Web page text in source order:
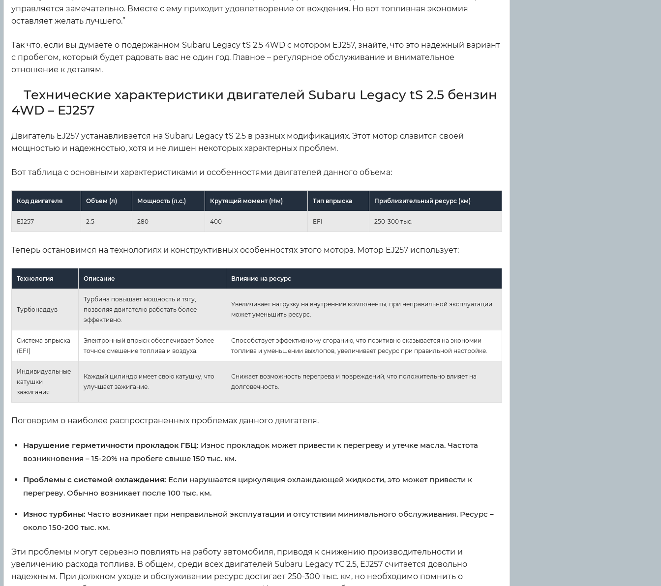
управляется замечательно. Вместе с ему приходит удовлетворение от вождения. Но вот топливная экономия
оставляет желать лучшего.”
Так что, если вы думаете о подержанном Subaru Legacy tS 2.5 4WD с мотором EJ257, знайте, что это надежный вариант
с пробегом, который будет радовать вас не один год. Главное – регулярное обслуживание и внимательное
отношение к деталям.
Технические характеристики двигателей Subaru Legacy tS 2.5 бензин
4WD – EJ257
Двигатель EJ257 устанавливается на Subaru Legacy tS 2.5 в разных модификациях. Этот мотор славится своей
мощностью и надежностью, хотя и не лишен некоторых характерных проблем.
Вот таблица с основными характеристиками и особенностями двигателей данного объема:
Код двигателя Объем (л) Мощность (л.с.) Крутящий момент (Нм) Тип впрыска Приблизительный ресурс (км)
EJ257 2.5 280 400 EFI 250-300 тыс.
Теперь остановимся на технологиях и конструктивных особенностях этого мотора. Мотор EJ257 использует:
Технология Описание Влияние на ресурс
Турбонаддув
Турбина повышает мощность и тягу,
позволяя двигателю работать более
эффективно.
Увеличивает нагрузку на внутренние компоненты, при неправильной эксплуатации
может уменьшить ресурс.
Система впрыска
(EFI)
Электронный впрыск обеспечивает более
точное смешение топлива и воздуха.
Способствует эффективному сгоранию, что позитивно сказывается на экономии
топлива и уменьшении выхлопов, увеличивает ресурс при правильной настройке.
Индивидуальные
катушки
зажигания
Каждый цилиндр имеет свою катушку, что
улучшает зажигание.
Снижает возможность перегрева и повреждений, что положительно влияет на
долговечность.
Поговорим о наиболее распространенных проблемах данного двигателя.
Нарушение герметичности прокладок ГБЦ: Износ прокладок может привести к перегреву и утечке масла. Частота
возникновения – 15-20% на пробеге свыше 150 тыс. км.
Проблемы с системой охлаждения: Если нарушается циркуляция охлаждающей жидкости, это может привести к
перегреву. Обычно возникает после 100 тыс. км.
Износ турбины: Часто возникает при неправильной эксплуатации и отсутствии минимального обслуживания. Ресурс –
около 150-200 тыс. км.
Эти проблемы могут серьезно повлиять на работу автомобиля, приводя к снижению производительности и
увеличению расхода топлива. В общем, среди всех двигателей Subaru Legacy тС 2.5, EJ257 считается довольно
надежным. При должном уходе и обслуживании ресурс достигает 250-300 тыс. км, но необходимо помнить о